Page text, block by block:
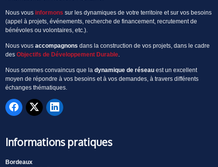
Nous vous informons sur les dynamiques de votre territoire et sur vos besoins
(appel à projets, événements, recherche de financement, recrutement de
bénévoles ou volontaires, etc.).
Nous vous accompagnons dans la construction de vos projets, dans le cadre
des Objectifs de Développement Durable.
Nous sommes convaincus que la dynamique de réseauest un excellent
moyen de répondre à vos besoins et à vos demandes, à travers différents
échanges thématiques.
Informations pratiques
Bordeaux